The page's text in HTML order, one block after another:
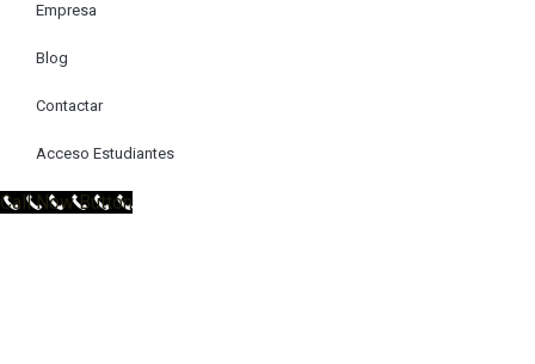
Empresa
Blog
Contactar
Acceso Estudiantes
Call Now Button